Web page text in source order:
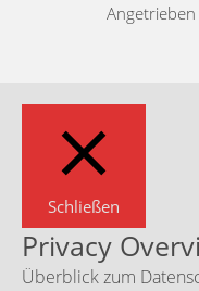
Schließen
Privacy
Überblick zum